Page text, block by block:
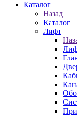
Каталог
Назад
Каталог
Лифт